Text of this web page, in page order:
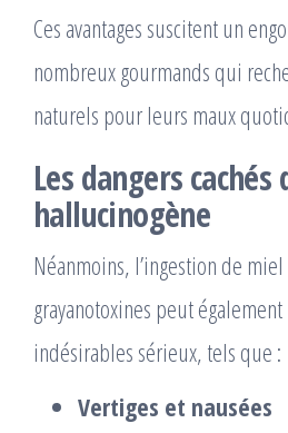
Ces avantages suscitent un
nombreux gourmands qui
naturels pour leurs maux
Les dangers
hallucinogène
Néanmoins, l’ingestion de
grayanotoxines peut
indésirables sérieux, tels que :
Vertiges et nausées